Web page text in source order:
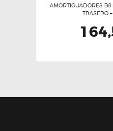
AMORTIGUADORES B8
TRASERO